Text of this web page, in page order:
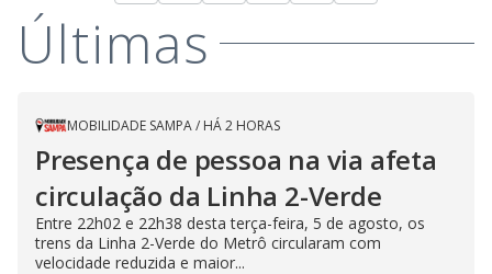
Últimas
MOBILIDADE SAMPA/ HÁ 2 HORAS
Presença de pessoa na via afeta
circulação da Linha 2-Verde
Entre 22h02 e 22h38 desta terça-feira, 5 de agosto, os
trens da Linha 2-Verde do Metrô circularam com
velocidade reduzida e maior...